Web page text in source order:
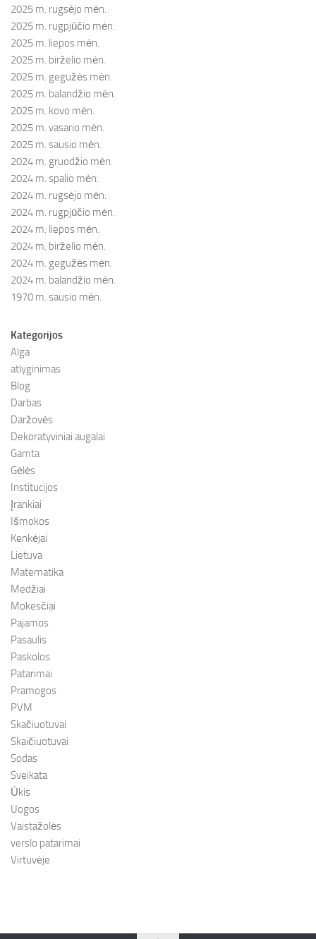
2025 m. rugsėjo mėn.
2025 m. rugpjūčio mėn.
2025 m. liepos mėn.
2025 m. birželio mėn.
2025 m. gegužės mėn.
2025 m. balandžio mėn.
2025 m. kovo mėn.
2025 m. vasario mėn.
2025 m. sausio mėn.
2024 m. gruodžio mėn.
2024 m. spalio mėn.
2024 m. rugsėjo mėn.
2024 m. rugpjūčio mėn.
2024 m. liepos mėn.
2024 m. birželio mėn.
2024 m. gegužės mėn.
2024 m. balandžio mėn.
1970 m. sausio mėn.
Kategorijos
Alga
atlyginimas
Blog
Darbas
Daržovės
Dekoratyviniai augalai
Gamta
Gėlės
Institucijos
Įrankiai
Išmokos
Kenkėjai
Lietuva
Matematika
Medžiai
Mokesčiai
Pajamos
Pasaulis
Paskolos
Patarimai
Pramogos
PVM
Skačiuotuvai
Skaičiuotuvai
Sodas
Sveikata
Ūkis
Uogos
Vaistažolės
verslo patarimai
Virtuvėje